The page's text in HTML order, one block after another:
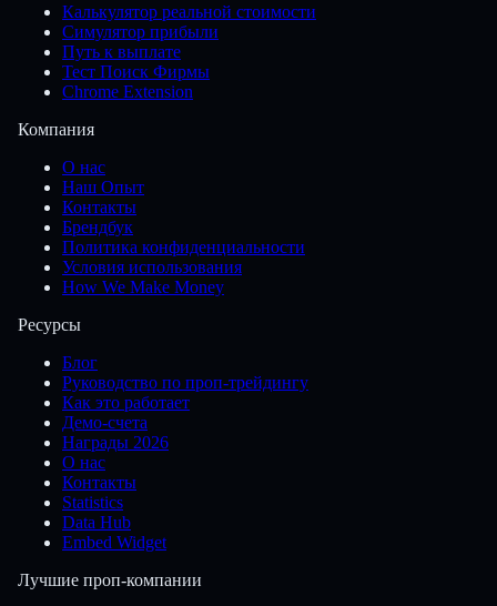
Калькулятор реальной стоимости
Симулятор прибыли
Путь к выплате
Тест Поиск Фирмы
Chrome Extension
Компания
О нас
Наш Опыт
Контакты
Брендбук
Политика конфиденциальности
Условия использования
How We Make Money
Ресурсы
Блог
Руководство по проп-трейдингу
Как это работает
Демо-счета
Награды 2026
О нас
Контакты
Statistics
Data Hub
Embed Widget
Лучшие проп-компании